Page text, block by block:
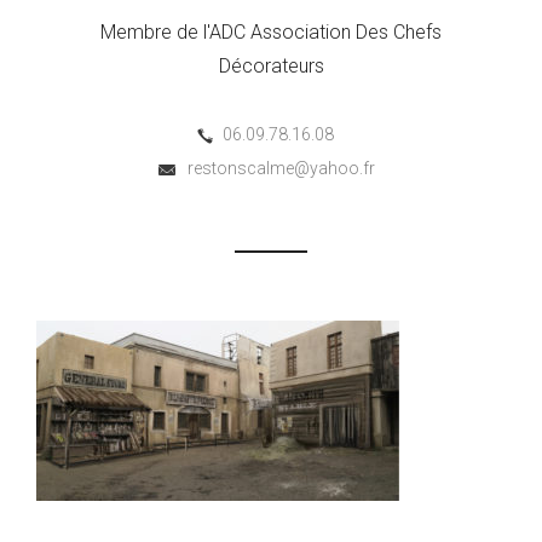
Membre de l'ADC Association Des Chefs
Décorateurs
06.09.78.16.08
restonscalme@yahoo.fr